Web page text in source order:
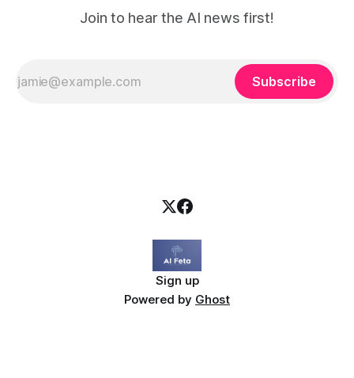
Join to hear the AI news first!
Subscribe
Sign up
Powered by Ghost